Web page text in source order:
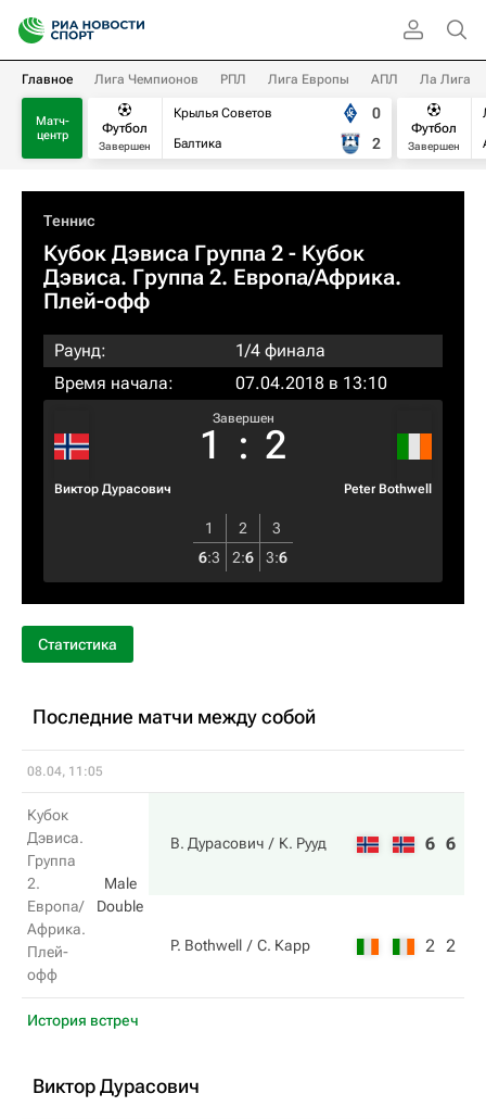
Главное Лига Чемпионов РПЛ Лига Европы АПЛ Ла Лига
Матч-
центр
Футбол
Завершен
Крылья Советов
Балтика
0
2
Футбол
Завершен
Теннис
Кубок Дэвиса Группа 2 - Кубок
Дэвиса. Группа 2. Европа/Африка.
Плей-офф
Раунд:
1/4 финала
Время начала:
07.04.2018 в 13:10
Виктор Дурасович
Завершен
1 : 2
Peter Bothwell
1 2
3
6:3 2:6 3:6
Статистика
Последние матчи между собой
08.04, 11:05
Кубок
Дэвиса.
Группа
2.
Европа/
Африка.
Плей-
офф
Male
Double
В. Дурасович К. Рууд 6 6
P. Bothwell С. Карр 2 2
История встреч
Виктор Дурасович